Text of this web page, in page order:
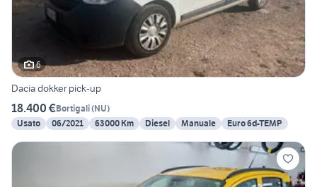
6
Dacia dokker pick-up
18.400 €Bortigali(NU)
Usato
06/2021 63000 Km Diesel Manuale Euro 6d-TEMP